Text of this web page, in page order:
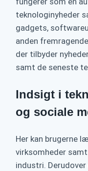
teknologinyheder
gadgets,
anden
der tilbyder
samt de seneste
Indsigt i
og sociale
Her kan brugerne
virksomheder
industri.